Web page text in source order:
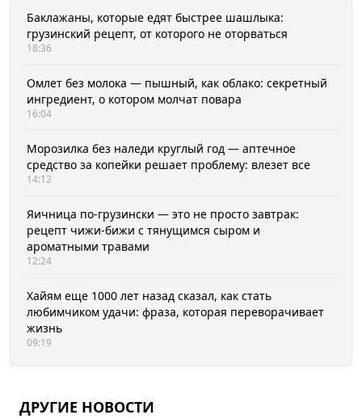
Баклажаны, которые едят быстрее шашлыка:
грузинский рецепт, от которого не оторваться
18:36
Омлет без молока — пышный, как облако: секретный
ингредиент, о котором молчат повара
16:04
Морозилка без наледи круглый год — аптечное
средство за копейки решает проблему: влезет все
14:12
Яичница по-грузински — это не просто завтрак:
рецепт чижи-бижи с тянущимся сыром и
ароматными травами
12:24
Хайям еще 1000 лет назад сказал, как стать
любимчиком удачи: фраза, которая переворачивает
жизнь
09:19
ДРУГИЕ НОВОСТИ